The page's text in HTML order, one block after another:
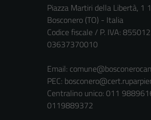
Piazza Martiri della Libertà, 1
Bosconero (TO) - Italia
Codice fiscale / P. IVA:
03637370010
Email:
PEC:
Centralino unico: 011
0119889372